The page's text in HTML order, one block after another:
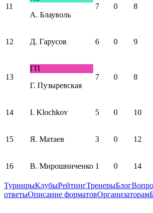
11
А. Блауволь
7 0 8
12 Д. Гарусов 6 0 9
13
ГП
Г. Пузыревская
7 0 8
14 I. Klochkov 5 0 10
15 Я. Матаев 3 0 12
16 В. Мирошниченко 1 0 14
ТурнирыКлубыРейтингТренерыБлог
ответыОписание форматовОрганизаторам